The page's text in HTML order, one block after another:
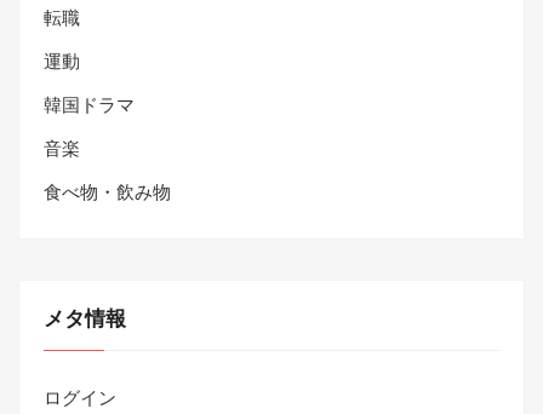
転職
運動
韓国ドラマ
音楽
食べ物・飲み物
メタ情報
ログイン